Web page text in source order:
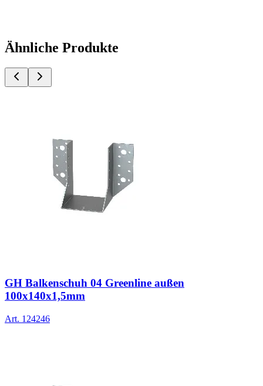
Ähnliche Produkte
GH Balkenschuh 04 Greenline außen
100x140x1,5mm
Art. 124246